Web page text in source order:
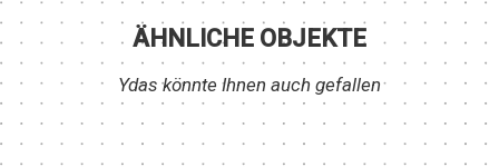
ÄHNLICHE OBJEKTE
Ydas könnte Ihnen auch gefallen